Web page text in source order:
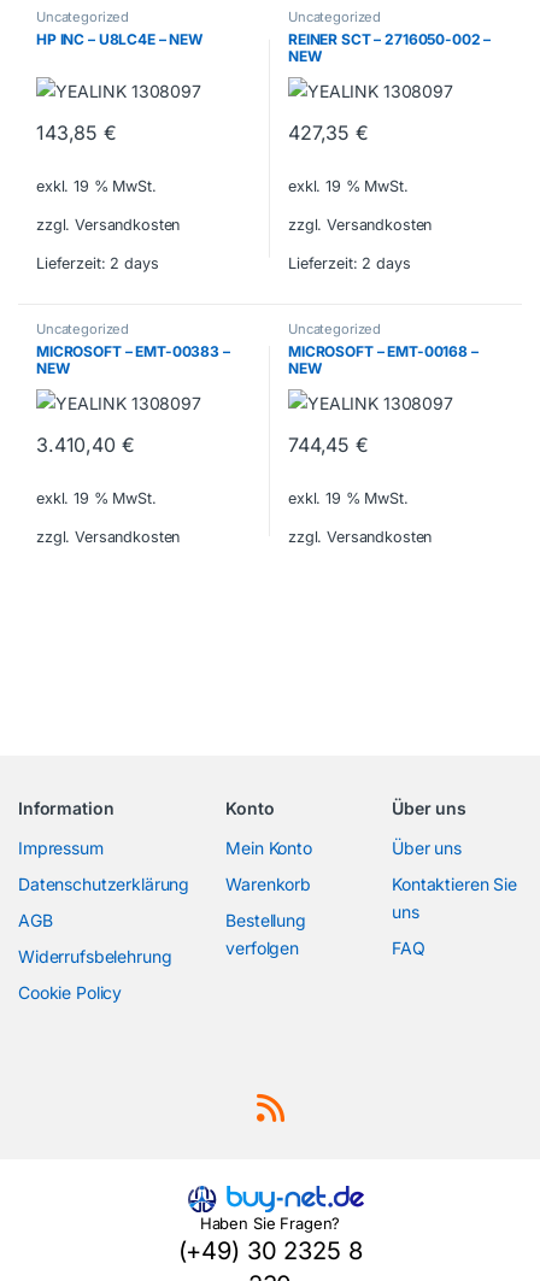
Uncategorized
HP INC – U8LC4E – NEW
143,85€
exkl. 19 % MwSt.
zzgl. Versandkosten
Lieferzeit: 2 days
Uncategorized
REINER SCT – 2716050-002 –
NEW
427,35€
exkl. 19 % MwSt.
zzgl. Versandkosten
Lieferzeit: 2 days
Uncategorized
MICROSOFT – EMT-00383 –
NEW
3.410,40 €
exkl. 19 % MwSt.
zzgl. Versandkosten
Uncategorized
MICROSOFT – EMT-00168 –
NEW
744,45€
exkl. 19 % MwSt.
zzgl. Versandkosten
Information
Impressum
Datenschutzerklärung
AGB
Widerrufsbelehrung
Cookie Policy
Konto
Mein Konto
Warenkorb
Bestellung
verfolgen
Über uns
Über uns
Kontaktieren Sie
uns
FAQ
Haben Sie Fragen?
(+49) 30 2325 8